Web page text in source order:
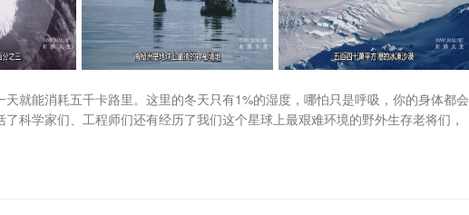
就能消耗五千卡路里。这里的冬天只有1%的湿度，哪怕只是呼吸，你的身体都会
科学家们、工程师们还有经历了我们这个星球上最艰难环境的野外生存老将们，